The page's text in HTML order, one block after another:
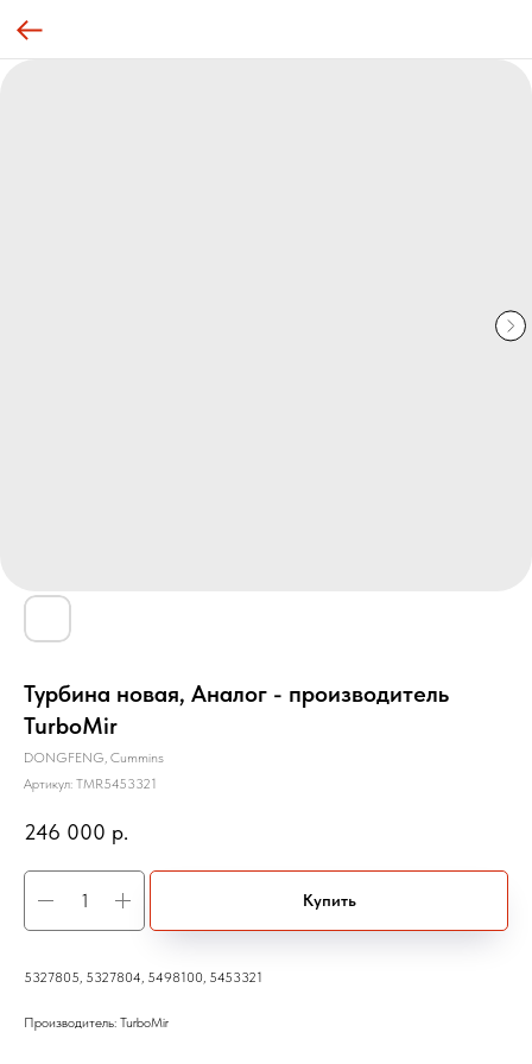
Турбина новая, Аналог - производитель
TurboMir
DONGFENG, Cummins
Артикул: TMR5453321
246 000 р.
Купить
5327805, 5327804, 5498100, 5453321
Производитель: TurboMir